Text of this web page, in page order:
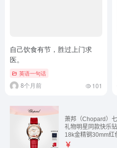
自己饮食有节，胜过上门求
医。
英语一句话
8个月前 101